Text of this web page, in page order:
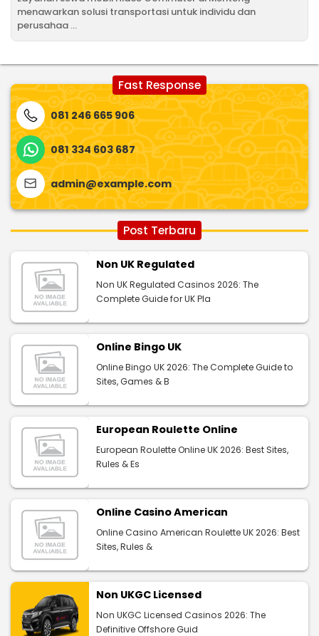
menawarkan solusi transportasi untuk individu dan
perusahaa ...
Fast Response
081 246 665 906
081 334 603 687
admin@example.com
Post Terbaru
Non UK Regulated
Non UK Regulated Casinos 2026: The
Complete Guide for UK Pla
Online Bingo UK
Online Bingo UK 2026: The Complete Guide to
Sites, Games & B
European Roulette Online
European Roulette Online UK 2026: Best Sites,
Rules & Es
Online Casino American
Online Casino American Roulette UK 2026: Best
Sites, Rules &
Non UKGC Licensed
Non UKGC Licensed Casinos 2026: The
Definitive Offshore Guid